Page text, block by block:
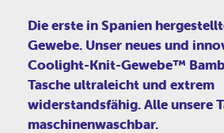
Die erste in Spanien
Gewebe. Unser neues und
Coolight-Knit-Gewebe™
Tasche ultraleicht und extrem
widerstandsfähig. Alle unsere
maschinenwaschbar.